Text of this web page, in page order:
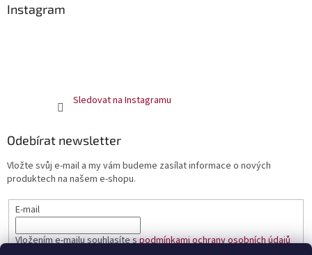
Instagram
Sledovat na Instagramu
Odebírat newsletter
Vložte svůj e-mail a my vám budeme zasílat informace o nových
produktech na našem e-shopu.
E-mail
Vložením e-mailu souhlasíte spodmínkami ochrany osobních údajů